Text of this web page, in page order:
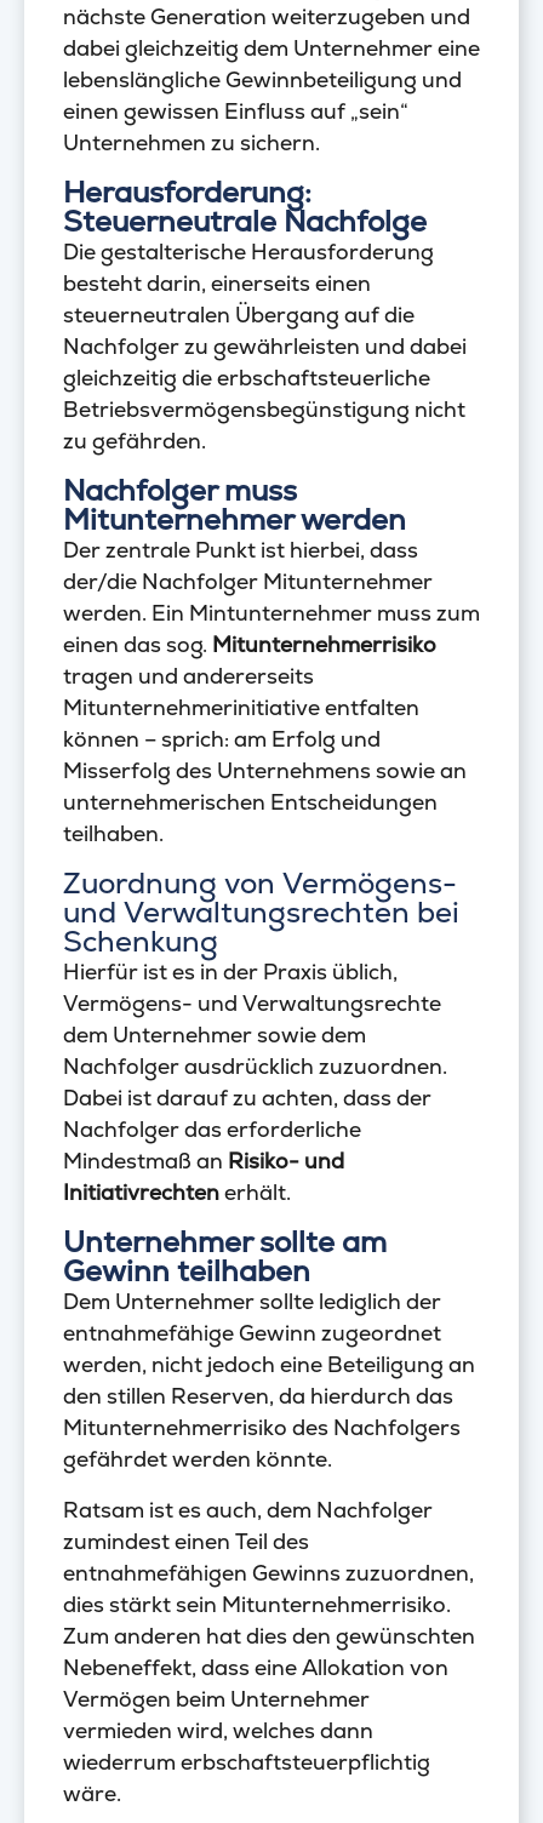
nächste Generation weiterzugeben und
dabei gleichzeitig dem Unternehmer eine
lebenslängliche Gewinnbeteiligung und
einen gewissen Einfluss auf „sein“
Unternehmen zu sichern.
Herausforderung:
Steuerneutrale Nachfolge
Die gestalterische Herausforderung
besteht darin, einerseits einen
steuerneutralen Übergang auf die
Nachfolger zu gewährleisten und dabei
gleichzeitig die erbschaftsteuerliche
Betriebsvermögensbegünstigung nicht
zu gefährden.
Nachfolger muss
Mitunternehmer werden
Der zentrale Punkt ist hierbei, dass
der/die Nachfolger Mitunternehmer
werden. Ein Mintunternehmer muss zum
einen das sog. Mitunternehmerrisiko
tragen und andererseits
Mitunternehmerinitiative entfalten
können – sprich: am Erfolg und
Misserfolg des Unternehmens sowie an
unternehmerischen Entscheidungen
teilhaben.
Zuordnung von Vermögens-
und Verwaltungsrechten bei
Schenkung
Hierfür ist es in der Praxis üblich,
Vermögens- und Verwaltungsrechte
dem Unternehmer sowie dem
Nachfolger ausdrücklich zuzuordnen.
Dabei ist darauf zu achten, dass der
Nachfolger das erforderliche
Mindestmaß an Risiko- und
Initiativrechtenerhält.
Unternehmer sollte am
Gewinn teilhaben
Dem Unternehmer sollte lediglich der
entnahmefähige Gewinn zugeordnet
werden, nicht jedoch eine Beteiligung an
den stillen Reserven, da hierdurch das
Mitunternehmerrisiko des Nachfolgers
gefährdet werden könnte.
Ratsam ist es auch, dem Nachfolger
zumindest einen Teil des
entnahmefähigen Gewinns zuzuordnen,
dies stärkt sein Mitunternehmerrisiko.
Zum anderen hat dies den gewünschten
Nebeneffekt, dass eine Allokation von
Vermögen beim Unternehmer
vermieden wird, welches dann
wiederrum erbschaftsteuerpflichtig
wäre.